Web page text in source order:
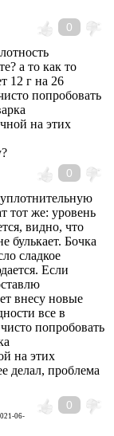
0
а то как то
12 г на 26
попробовать
на этих
0
тот же: уровень
видно, что
булькает. Бочка
сладкое
Если
внесу новые
все в
попробовать
на этих
делал, проблема
0
06-